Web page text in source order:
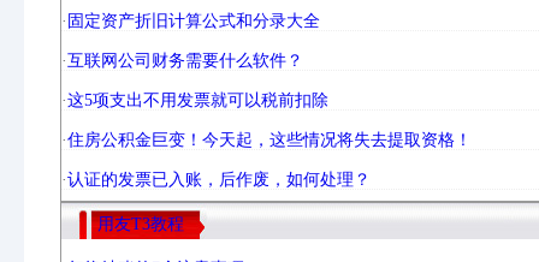
· 固定资产折旧计算公式和分录大全
·互联网公司财务需要什么软件？
·这5项支出不用发票就可以税前扣除
·住房公积金巨变！今天起，这些情况将失去提取资格！
·认证的发票已入账，后作废，如何处理？
用友T3教程